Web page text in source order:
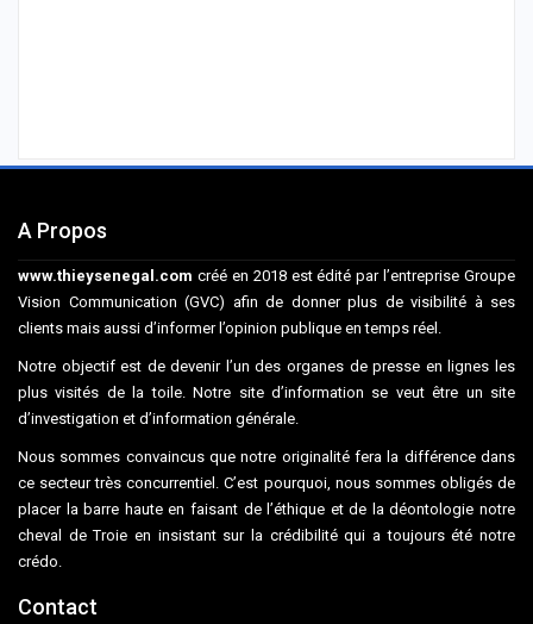
A Propos
www.thieysenegal.com créé en 2018 est édité par l’entreprise Groupe
Vision Communication (GVC) afin de donner plus de visibilité à ses
clients mais aussi d’informer l’opinion publique en temps réel.
Notre objectif est de devenir l’un des organes de presse en lignes les
plus visités de la toile. Notre site d’information se veut être un site
d’investigation et d’information générale.
Nous sommes convaincus que notre originalité fera la différence dans
ce secteur très concurrentiel. C’est pourquoi, nous sommes obligés de
placer la barre haute en faisant de l’éthique et de la déontologie notre
cheval de Troie en insistant sur la crédibilité qui a toujours été notre
crédo.
Contact